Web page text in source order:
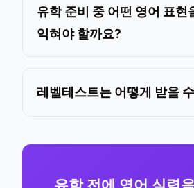
유학 준비 중 어떤 영어 표현
익혀야 할까요?
레벨테스트는 어떻게 받을